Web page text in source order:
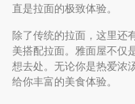
直是拉面的极致体验。
除了传统的拉面，这里还
美搭配拉面。雅面屋不仅
想去处。无论你是热爱浓
给你丰富的美食体验。